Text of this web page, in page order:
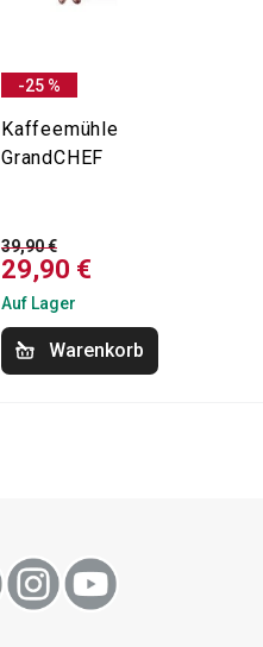
-25 %
Kaffeemühle
GrandCHEF
39,90 €
29,90 €
Auf Lager
Warenkorb